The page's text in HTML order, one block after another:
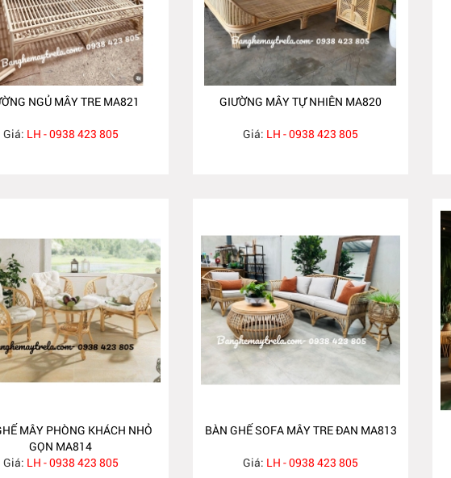
NGỦ MÂY TRE MA821
Giá: LH - 0938 423 805
GIƯỜNG MÂY TỰ NHIÊN MA820
Giá: LH - 0938 423 805
MÂY PHÒNG KHÁCH NHỎ
GỌN MA814
Giá: LH - 0938 423 805
BÀN GHẾ SOFA MÂY TRE ĐAN MA813
Giá: LH - 0938 423 805